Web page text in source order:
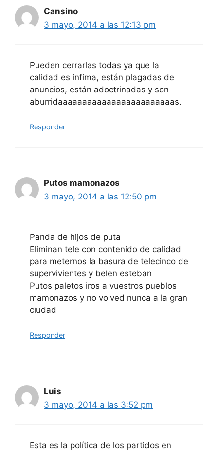
Cansino
3 mayo, 2014 a las 12:13 pm
Pueden cerrarlas todas ya que la
calidad es infima, están plagadas de
anuncios, están adoctrinadas y son
aburridaaaaaaaaaaaaaaaaaaaaaaaas.
Responder
Putos mamonazos
3 mayo, 2014 a las 12:50 pm
Panda de hijos de puta
Eliminan tele con contenido de calidad
para meternos la basura de telecinco de
supervivientes y belen esteban
Putos paletos iros a vuestros pueblos
mamonazos y no volved nunca a la gran
ciudad
Responder
Luis
3 mayo, 2014 a las 3:52 pm
Esta es la política de los partidos en